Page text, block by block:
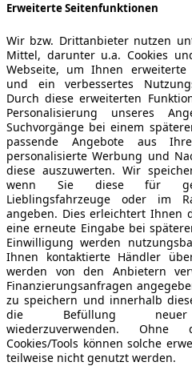
Erweiterte Seitenfunktionen
Wir bzw. Drittanbieter nutzen
Mittel, darunter u.a. Cookies
Webseite, um Ihnen erweiterte
und ein verbessertes
Durch diese erweiterten
Personalisierung unseres
Suchvorgänge bei einem
passende Angebote aus
personalisierte Werbung und
diese auszuwerten. Wir
wenn Sie diese für
Lieblingsfahrzeuge oder im
angeben. Dies erleichtert Ihnen
eine erneute Eingabe bei
Einwilligung werden
Ihnen kontaktierte Händler
werden von den Anbietern
Finanzierungsanfragen
zu speichern und innerhalb
die Befüllung neuer
wiederzuverwenden.
Cookies/Tools können solche
teilweise nicht genutzt werden.